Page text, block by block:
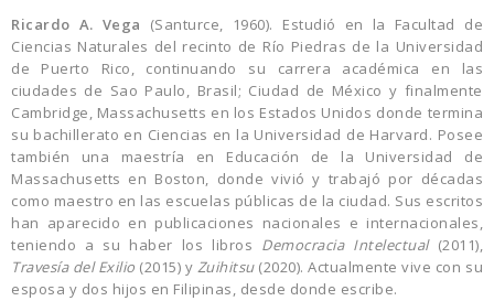
Ricardo A. Vega (Santurce, 1960). Estudió en la Facultad de
Ciencias Naturales del recinto de Río Piedras de la Universidad
de Puerto Rico, continuando su carrera académica en las
ciudades de Sao Paulo, Brasil; Ciudad de México y finalmente
Cambridge, Massachusetts en los Estados Unidos donde termina
su bachillerato en Ciencias en la Universidad de Harvard. Posee
también una maestría en Educación de la Universidad de
Massachusetts en Boston, donde vivió y trabajó por décadas
como maestro en las escuelas públicas de la ciudad. Sus escritos
han aparecido en publicaciones nacionales e internacionales,
teniendo a su haber los libros Democracia Intelectual(2011),
Travesía del Exilio (2015) y Zuihitsu(2020). Actualmente vive con su
esposa y dos hijos en Filipinas, desde donde escribe.